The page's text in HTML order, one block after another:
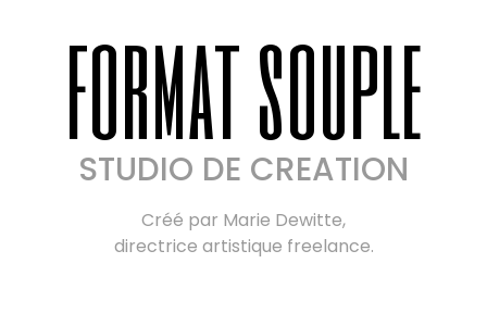
formatsouple
STUDIO DE CREATION
Créé par Marie Dewitte,
directrice artistique freelance.